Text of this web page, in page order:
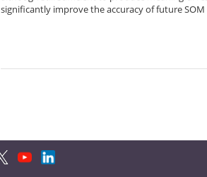
significantly improve the accuracy of future SOM